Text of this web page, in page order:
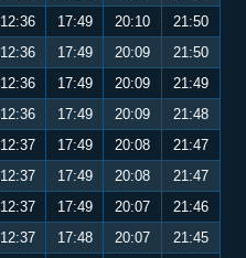
12:36 17:49 20:10
21:50
12:36 17:49 20:09
21:50
12:36 17:49 20:09
21:49
12:36 17:49 20:09
21:48
12:37 17:49 20:08
21:47
12:37 17:49 20:08
21:47
12:37 17:49 20:07
21:46
12:37 17:48 20:07
21:45